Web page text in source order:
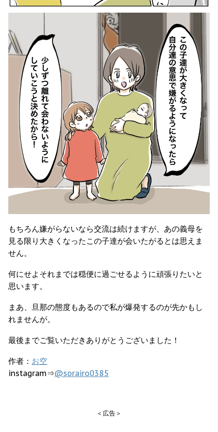
もちろん嫌がらないなら交流は続けますが、あの義母を
見る限り大きくなったこの子達が会いたがるとは思えま
せん。
何にせよそれまでは穏便に過ごせるように頑張りたいと
思います。
まあ、旦那の態度もあるので私が爆発するのが先かもし
れませんが。
最後までご覧いただきありがとうございました！
作者： お空
instagram⇒@sorairo0385
＜広告＞